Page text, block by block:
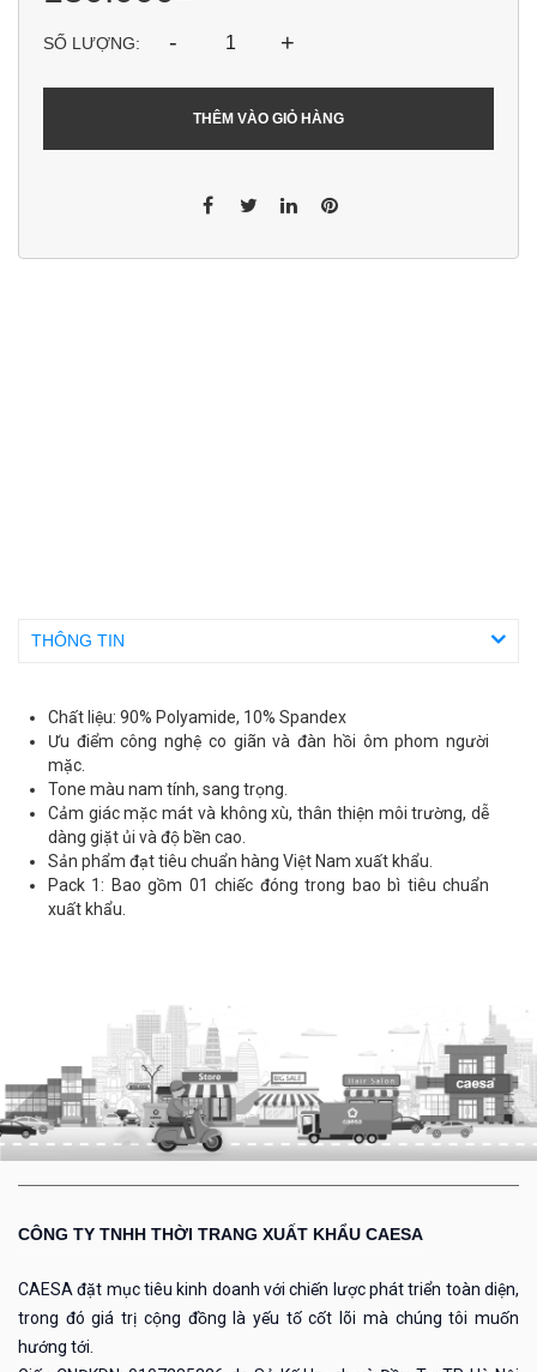
SỐ LƯỢNG: - +
THÊM VÀO GIỎ HÀNG
THÔNG TIN
Chất liệu: 90% Polyamide, 10% Spandex
Ưu điểm công nghệ co giãn và đàn hồi ôm phom người
mặc.
Tone màu nam tính, sang trọng.
Cảm giác mặc mát và không xù, thân thiện môi trường, dễ
dàng giặt ủi và độ bền cao.
Sản phẩm đạt tiêu chuẩn hàng Việt Nam xuất khẩu.
Pack 1: Bao gồm 01 chiếc đóng trong bao bì tiêu chuẩn
xuất khẩu.
CÔNG TY TNHH THỜI TRANG XUẤT KHẨU CAESA
CAESA đặt mục tiêu kinh doanh với chiến lược phát triển toàn diện,
trong đó giá trị cộng đồng là yếu tố cốt lõi mà chúng tôi muốn
hướng tới.